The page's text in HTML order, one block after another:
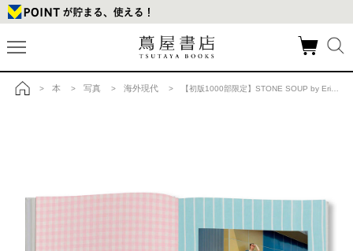
> 本 > 写真 > 海外現代 > 【初版1000部限定】STONE SOUP by Eric Ruby（エリック・ルビー） 写真集の商品詳細